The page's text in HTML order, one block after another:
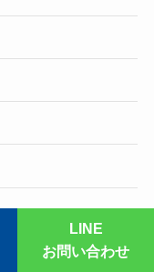
LINE
お問い合わせ